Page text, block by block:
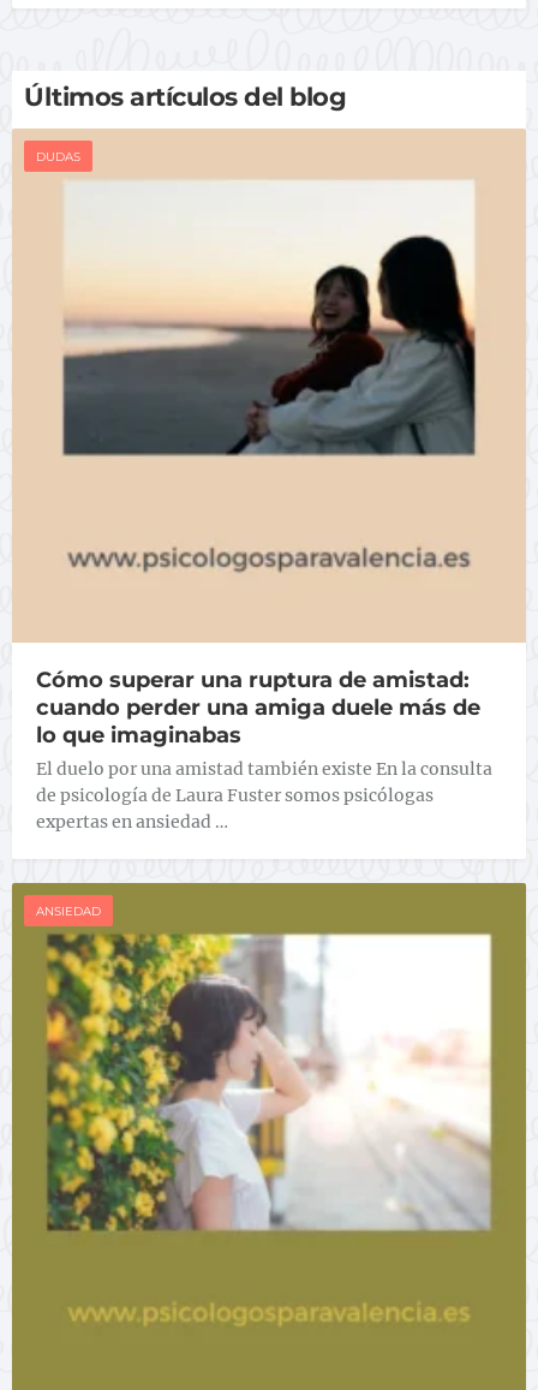
Últimos artículos del blog
DUDAS
Cómo superar una ruptura de amistad:
cuando perder una amiga duele más de
lo que imaginabas
El duelo por una amistad también existe En la consulta
de psicología de Laura Fuster somos psicólogas
expertas en ansiedad …
ANSIEDAD